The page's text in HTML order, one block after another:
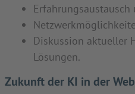
Erfahrungsaustausch
Diskussion aktueller
Lösungen.
Zukunft der KI in der